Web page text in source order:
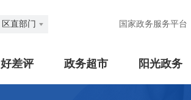
区直部门 国家政务服务平台
好差评 政务超市 阳光政务